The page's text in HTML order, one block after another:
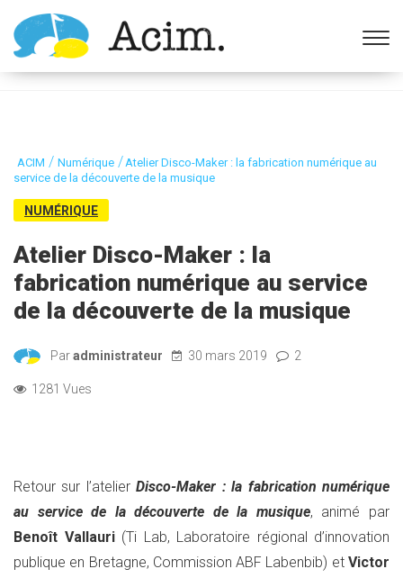
Ouvrir la barre d’outils
ACIM / Numérique /Atelier Disco-Maker : la fabrication numérique au
service de la découverte de la musique
NUMÉRIQUE
Atelier Disco-Maker : la
fabrication numérique au service
de la découverte de la musique
Paradministrateur 30 mars 2019 2
1281 Vues
Retour sur l’atelierDisco-Maker : la fabrication numérique
au service de la découverte de la musique, animé par
Benoît Vallauri(Ti Lab, Laboratoire régional d’innovation
publique en Bretagne, Commission ABF Labenbib) et Victor